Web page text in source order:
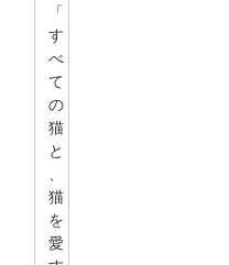
「
す
べ
て
の
猫
と
、
猫
を
愛